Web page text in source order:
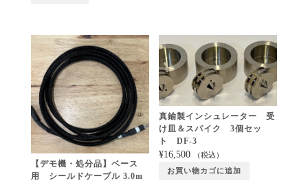
【デモ機・処分品】ベース
用 シールドケーブル 3.0m
真鍮製インシュレーター 受
け皿＆スパイク 3個セッ
ト DF-3
¥16,500 （税込）
お買い物カゴに追加